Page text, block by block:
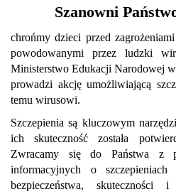
Szanowni
chrońmy dzieci przed
powodowanymi przez ludzki
Ministerstwo Edukacji Narodowej
prowadzi akcję umożliwiającą
temu wirusowi.
Szczepienia są kluczowym
ich skuteczność została
Zwracamy się do Państwa z
informacyjnych o
bezpieczeństwa, skuteczności